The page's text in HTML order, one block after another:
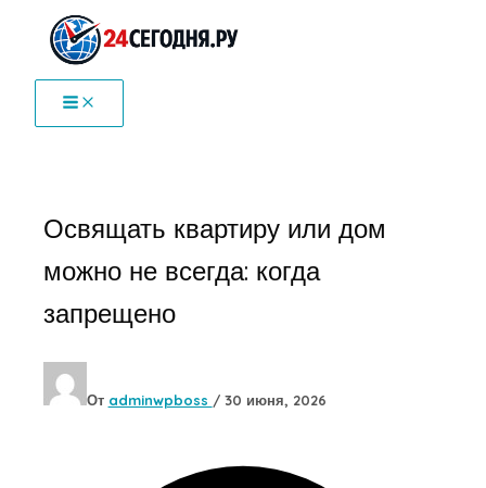
Перейти
содержимому
Освящать квартиру или дом
можно не всегда: когда
запрещено
От adminwpboss / 30 июня, 2026